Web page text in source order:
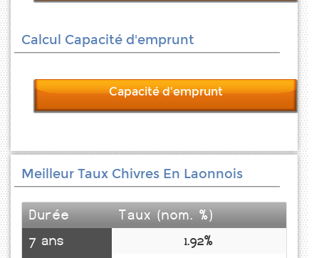
Calcul Capacité d'emprunt
Capacité d'emprunt
Meilleur Taux Chivres En Laonnois
Durée
Taux (nom. %)
7 ans
1.92%